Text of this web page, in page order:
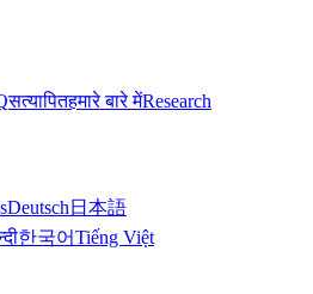
सत्यापितहमारे बारे मेंResearch
Deutsch 日本語
한국어Tiếng Việt